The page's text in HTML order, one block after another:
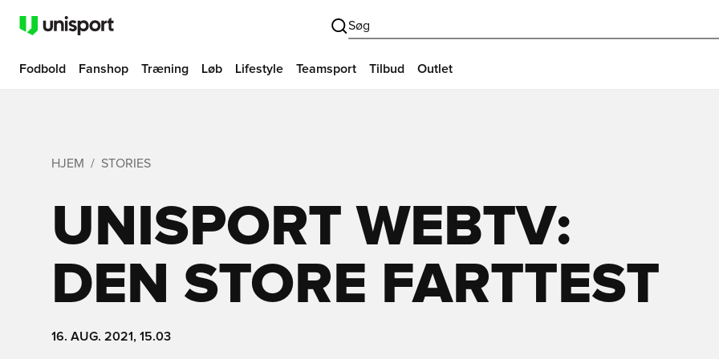
Søg
Fodbold Fanshop Træning Løb Lifestyle Teamsport Tilbud Outlet
HJEM STORIES
UNISPORT WEBTV:
DEN STORE FARTTEST
16. AUG. 2021, 15.03